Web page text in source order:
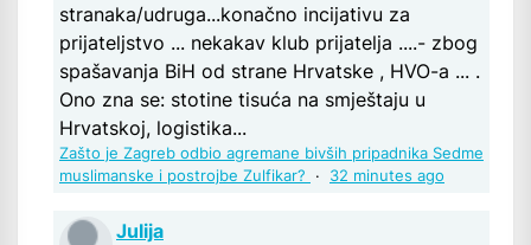
stranaka/udruga...konačno incijativu za
prijateljstvo ... nekakav klub prijatelja ....- zbog
spašavanja BiH od strane Hrvatske , HVO-a ... .
Ono zna se: stotine tisuća na smještaju u
Hrvatskoj, logistika...
Zašto je Zagreb odbio agremane bivših pripadnika Sedme
muslimanske i postrojbe Zulfikar?
· 32 minutes ago
Julija